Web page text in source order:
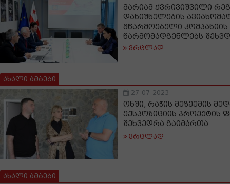
მარიამ ქვრივიშვილი
დანიშნულების
მწარმოებელი კომპანიის
წარმომადგენლებს
ვრცლად
ახალი ამბები
27-07-2023
ონში, რაჭის მუზეუმის
ექსპოზიციის პროექტის
შეხვედრა გაიმართა
ვრცლად
ახალი ამბები